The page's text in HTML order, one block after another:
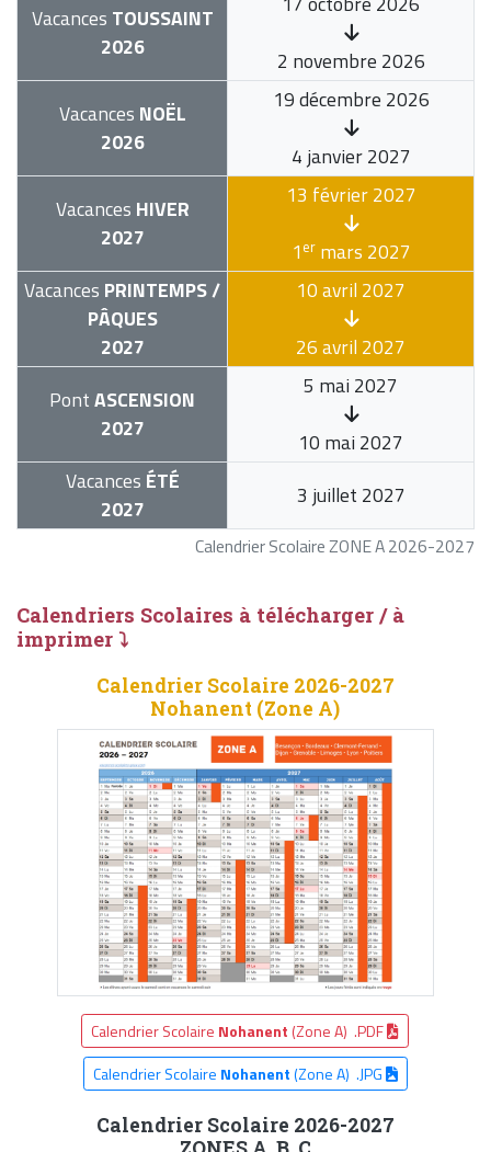
Calendrier Scolaire ZONE A 2026-2027
Vacances TOUSSAINT
2026
2 novembre 2026
Vacances NOËL
2026
19 décembre 2026
4 janvier 2027
Vacances HIVER
2027
13 février 2027
1ermars 2027
Vacances PRINTEMPS /
PÂQUES
2027
10 avril 2027
26 avril 2027
PontASCENSION
2027
5 mai 2027
10 mai 2027
Vacances ÉTÉ
2027
3 juillet 2027
Calendriers Scolaires à télécharger / à
imprimer ⤵
Calendrier Scolaire 2026-2027
Nohanent (Zone A)
Calendrier Scolaire Nohanent (Zone A) .PDF
Calendrier Scolaire Nohanent(Zone A) .JPG
Calendrier Scolaire 2026-2027